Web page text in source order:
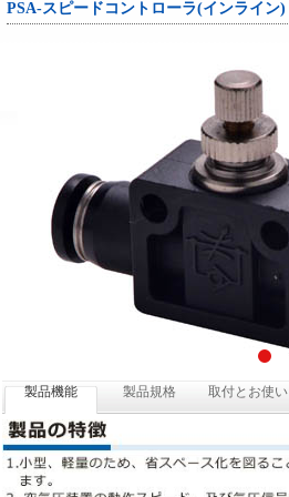
PSA-スピードコントローラ(インライン)
製品機能 製品規格 取付とお使い